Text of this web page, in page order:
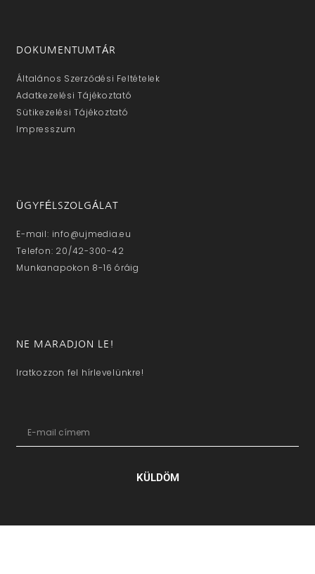
DOKUMENTUMTÁR
Általános Szerződési Feltételek
Adatkezelési Tájékoztató
Sütikezelési Tájékoztató
Impresszum
ÜGYFÉLSZOLGÁLAT
E-mail: info@ujmedia.eu
Telefon: 20/42-300-42
Munkanapokon 8-16 óráig
NE MARADJON LE!
Iratkozzon fel hírlevelünkre!
KÜLDÖM